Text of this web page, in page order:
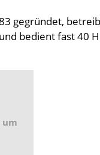
gegründet,
bedient fast 40
um